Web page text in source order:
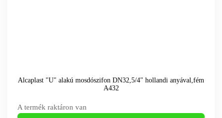
Alcaplast "U" alakú mosdószifon DN32,5/4" hollandi anyával,fém
A432
A termék raktáron van